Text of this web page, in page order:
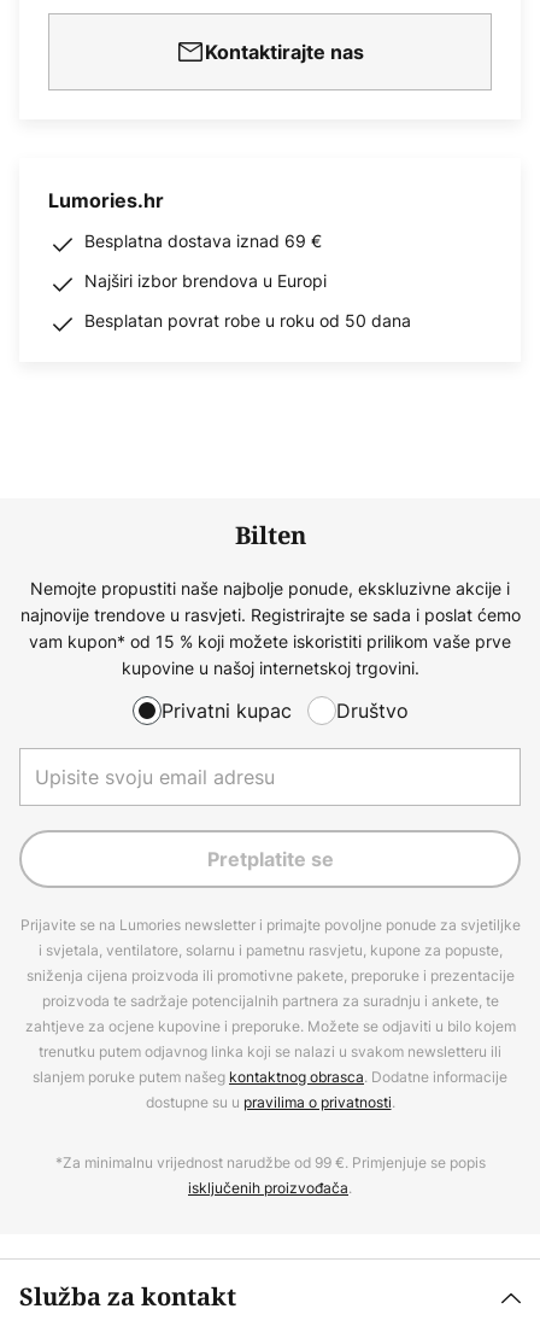
Kontaktirajte nas
Lumories.hr
Besplatna dostava iznad 69 €
Najširi izbor brendova u Europi
Besplatan povrat robe u roku od 50 dana
Bilten
Nemojte propustiti naše najbolje ponude, ekskluzivne akcije i
najnovije trendove u rasvjeti. Registrirajte se sada i poslat ćemo
vam kupon* od 15 % koji možete iskoristiti prilikom vaše prve
kupovine u našoj internetskoj trgovini.
Privatni kupac Društvo
Pretplatite se
Prijavite se na Lumories newsletter i primajte povoljne ponude za svjetiljke
i svjetala, ventilatore, solarnu i pametnu rasvjetu, kupone za popuste,
sniženja cijena proizvoda ili promotivne pakete, preporuke i prezentacije
proizvoda te sadržaje potencijalnih partnera za suradnju i ankete, te
zahtjeve za ocjene kupovine i preporuke. Možete se odjaviti u bilo kojem
trenutku putem odjavnog linka koji se nalazi u svakom newsletteru ili
slanjem poruke putem našeg kontaktnog obrasca. Dodatne informacije
dostupne su u pravilima o privatnosti.
*Za minimalnu vrijednost narudžbe od 99 €. Primjenjuje se popis
isključenih proizvođača.
Služba za kontakt